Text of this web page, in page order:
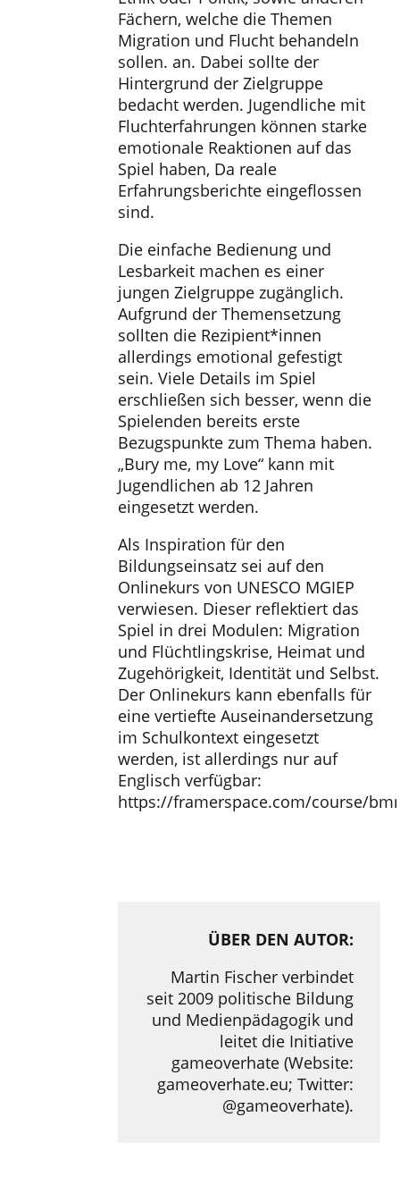
Fächern, welche die Themen
Migration und Flucht behandeln
sollen. an. Dabei sollte der
Hintergrund der Zielgruppe
bedacht werden. Jugendliche mit
Fluchterfahrungen können starke
emotionale Reaktionen auf das
Spiel haben, Da reale
Erfahrungsberichte eingeflossen
sind.
Die einfache Bedienung und
Lesbarkeit machen es einer
jungen Zielgruppe zugänglich.
Aufgrund der Themensetzung
sollten die Rezipient*innen
allerdings emotional gefestigt
sein. Viele Details im Spiel
erschließen sich besser, wenn die
Spielenden bereits erste
Bezugspunkte zum Thema haben.
„Bury me, my Love“ kann mit
Jugendlichen ab 12 Jahren
eingesetzt werden.
Als Inspiration für den
Bildungseinsatz sei auf den
Onlinekurs von UNESCO MGIEP
verwiesen. Dieser reflektiert das
Spiel in drei Modulen: Migration
und Flüchtlingskrise, Heimat und
Zugehörigkeit, Identität und Selbst.
Der Onlinekurs kann ebenfalls für
eine vertiefte Auseinandersetzung
im Schulkontext eingesetzt
werden, ist allerdings nur auf
Englisch verfügbar:
https://framerspace.com/course/
ÜBER DEN AUTOR:
Martin Fischer verbindet
seit 2009 politische Bildung
und Medienpädagogik und
leitet die Initiative
gameoverhate (Website:
gameoverhate.eu; Twitter:
@gameoverhate).